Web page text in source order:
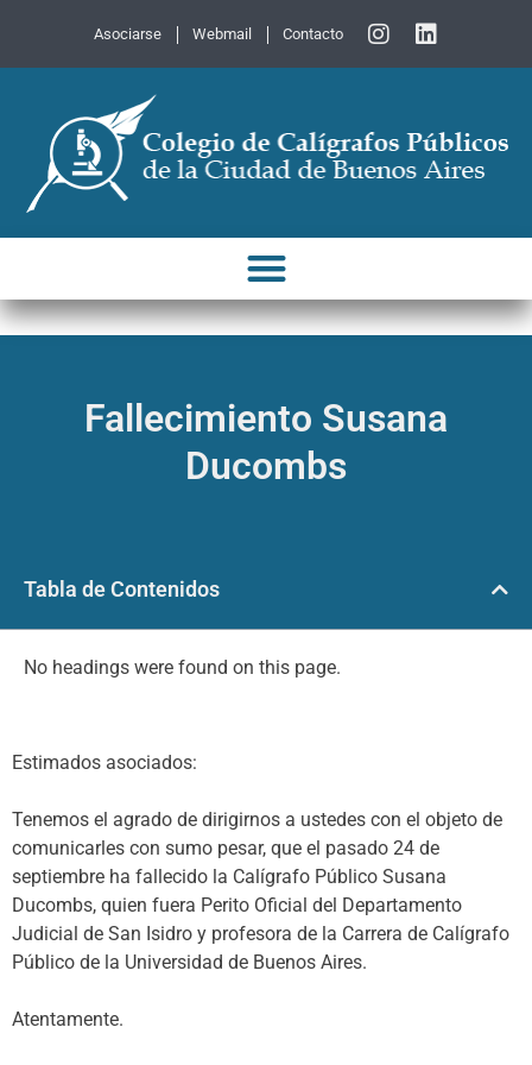
Asociarse Webmail Contacto
Fallecimiento Susana
Ducombs
Tabla de Contenidos
No headings were found on this page.
Estimados asociados:
Tenemos el agrado de dirigirnos a ustedes con el objeto de
comunicarles con sumo pesar, que el pasado 24 de
septiembre ha fallecido la Calígrafo Público Susana
Ducombs, quien fuera Perito Oficial del Departamento
Judicial de San Isidro y profesora de la Carrera de Calígrafo
Público de la Universidad de Buenos Aires.
Atentamente.